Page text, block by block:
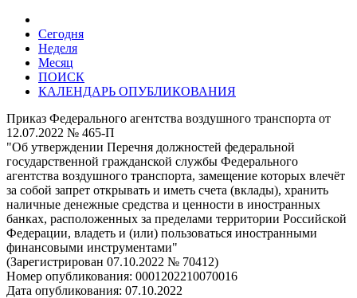
Сегодня
Неделя
Месяц
ПОИСК
КАЛЕНДАРЬ ОПУБЛИКОВАНИЯ
Приказ Федерального агентства воздушного транспорта от
12.07.2022 № 465-П
"Об утверждении Перечня должностей федеральной
государственной гражданской службы Федерального
агентства воздушного транспорта, замещение которых влечёт
за собой запрет открывать и иметь счета (вклады), хранить
наличные денежные средства и ценности в иностранных
банках, расположенных за пределами территории Российской
Федерации, владеть и (или) пользоваться иностранными
финансовыми инструментами"
(Зарегистрирован 07.10.2022 № 70412)
Номер опубликования: 0001202210070016
Дата опубликования: 07.10.2022